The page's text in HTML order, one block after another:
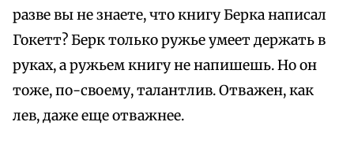
разве вы не знаете, что книгу Берка написал
Гокетт? Берк только ружье умеет держать в
руках, а ружьем книгу не напишешь. Но он
тоже, по-своему, талантлив. Отважен, как
лев, даже еще отважнее.